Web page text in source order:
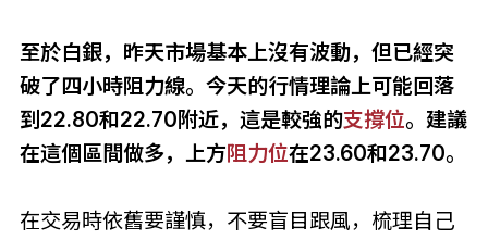
至於白銀，昨天市場基本上沒有波動，但已經突
破了四小時阻力線。今天的行情理論上可能回落
到22.80和22.70附近，這是較強的支撐位。建議
在這個區間做多，上方阻力位在23.60和23.70。
在交易時依舊要謹慎，不要盲目跟風，梳理自己